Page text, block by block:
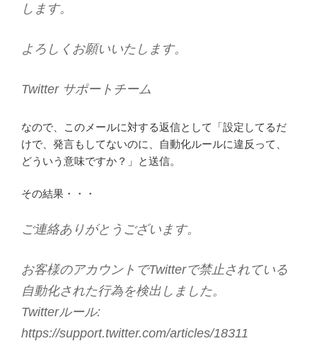
します。
よろしくお願いいたします。
Twitter サポートチーム
なので、このメールに対する返信として「設定してるだ
けで、発言もしてないのに、自動化ルールに違反って、
どういう意味ですか？」と送信。
その結果・・・
ご連絡ありがとうございます。
お客様のアカウントでTwitterで禁止されている
自動化された行為を検出しました。
Twitterルール:
https://support.twitter.com/articles/18311